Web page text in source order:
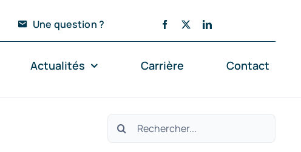
Une question ?
Actualités Carrière Contact
Rechercher: